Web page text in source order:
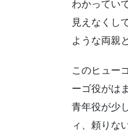
わかってい
見えなくし
ような両親
このヒュー
ーゴ役がは
青年役が少
ィ、頼りな